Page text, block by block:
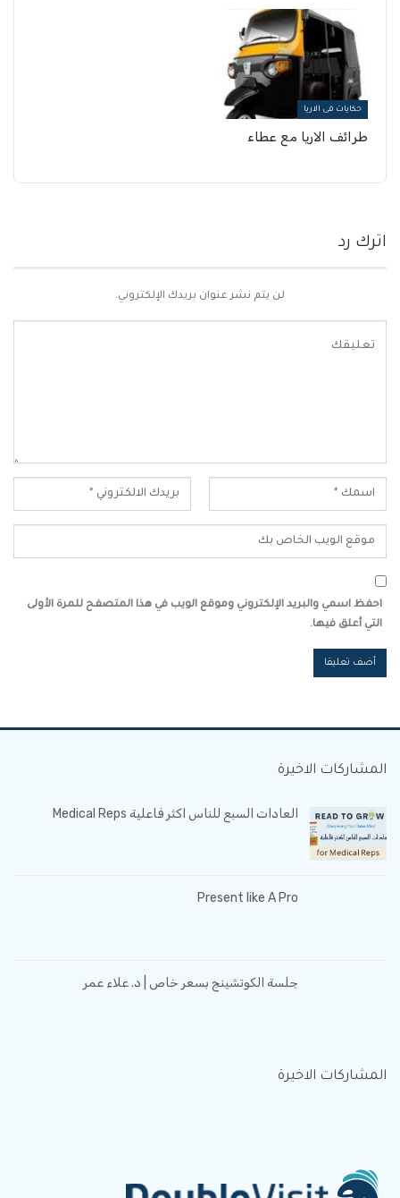
حكايات فى الاريا
طرائف الاريا مع عطاء
اترك رد
لن يتم نشر عنوان بريدك الإلكتروني.
احفظ اسمي والبريد الإلكتروني وموقع الويب في هذا المتصفح للمرة الأولى
التي أعلق فيها.
المشاركات الاخيرة
العادات السبع للناس اكثر فاعلية Medical Reps
Present like A Pro
جلسة الكوتشينج بسعر خاص | د. علاء عمر
المشاركات الاخيرة